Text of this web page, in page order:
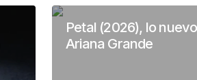
Petal (2026), lo
Ariana Grande